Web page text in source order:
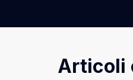
Articoli